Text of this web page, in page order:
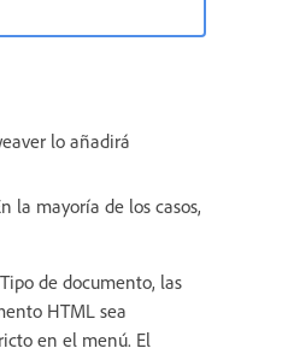
lo añadirá
la mayoría de los casos,
de documento, las
HTML sea
en el menú. El